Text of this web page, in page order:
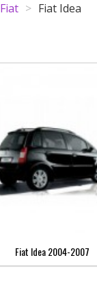
Fiat > Fiat Idea
Fiat Idea 2004-2007